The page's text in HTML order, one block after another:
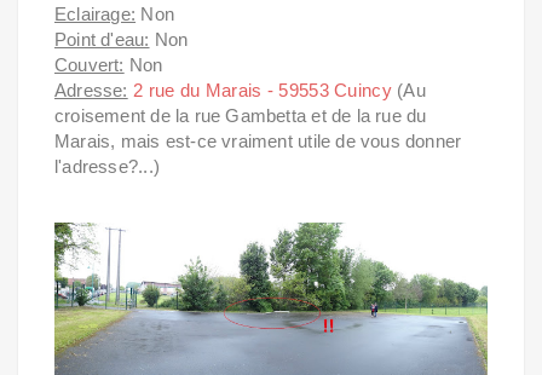
Eclairage: Non
Point d'eau: Non
Couvert: Non
Adresse: 2 rue du Marais - 59553 Cuincy(Au
croisement de la rue Gambetta et de la rue du
Marais, mais est-ce vraiment utile de vous donner
l'adresse?...)